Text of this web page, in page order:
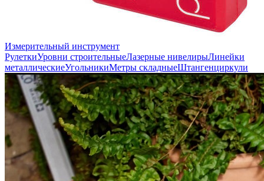
Измерительный инструмент
РулеткиУровни строительныеЛазерные нивелирыЛинейки
металлическиеУгольникиМетры складныеШтангенциркули